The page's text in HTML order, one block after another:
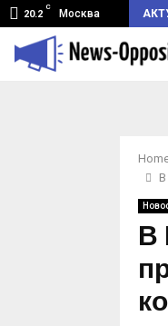
20.2
C
Москва
туннель из Беларуси.…
В